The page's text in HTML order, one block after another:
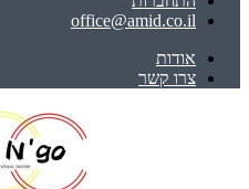
office@amid.co.il
אודות
צרו קשר